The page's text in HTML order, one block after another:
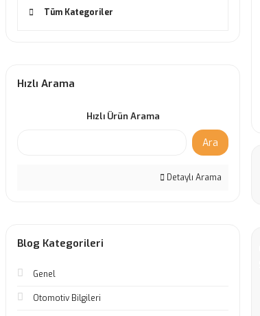
Tüm Kategoriler
Hızlı Arama
Hızlı Ürün Arama
Ara
Detaylı Arama
Blog Kategorileri
Genel
Otomotiv Bilgileri